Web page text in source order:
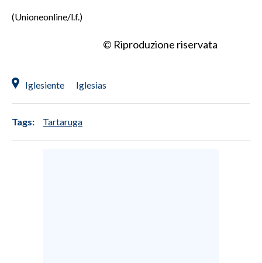
(Unioneonline/l.f.)
© Riproduzione riservata
Iglesiente Iglesias
Tags: Tartaruga